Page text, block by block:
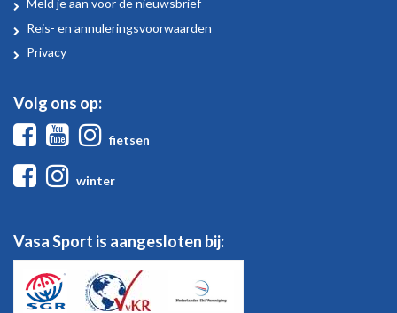
Sport
Reis- en annuleringsvoorwaarden
Privacy
Volg ons op:
FacebookYoutube
fietsen
Facebook
winter
Vasa Sport is aangesloten bij: